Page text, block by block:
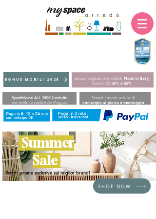
BONUS MOBILI 2025 Scopri migliaia di prodotti Made in Italy
Sconti dal 30%al50%
Spedizione ALL RISK Gratuita
per ordini a partire da €149,00
Scopri i nostri servizi di
consegna al piano e montaggio
Summer
Sale
SHOP NOW
Scopri promo esclusive sui miglior brand!